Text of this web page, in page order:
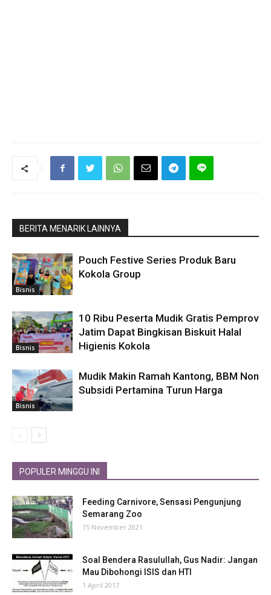
BERITA MENARIK LAINNYA
Bisnis
Pouch Festive Series Produk Baru
Kokola Group
Bisnis
10 Ribu Peserta Mudik Gratis Pemprov
Jatim Dapat Bingkisan Biskuit Halal
Higienis Kokola
Bisnis
Mudik Makin Ramah Kantong, BBM Non
Subsidi Pertamina Turun Harga
POPULER MINGGU INI
Feeding Carnivore, Sensasi Pengunjung
Semarang Zoo
15 November 2021
Soal Bendera Rasulullah, Gus Nadir: Jangan
Mau Dibohongi ISIS dan HTI
1 April 2017